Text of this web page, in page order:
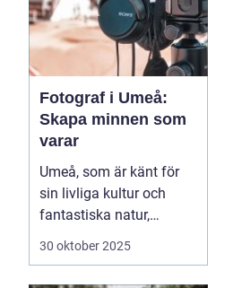
Fotograf i Umeå:
Skapa minnen som
varar
Umeå, som är känt för
sin livliga kultur och
fantastiska natur,
erbjuder många tillfällen
30 oktober 2025